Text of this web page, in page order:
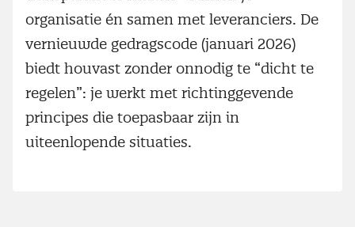
organisatie én samen met leveranciers. De
vernieuwde gedragscode (januari 2026)
biedt houvast zonder onnodig te “dicht te
regelen”: je werkt met richtinggevende
principes die toepasbaar zijn in
uiteenlopende situaties.